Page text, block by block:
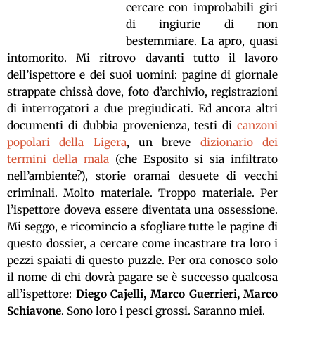
cercare con improbabili giri
di ingiurie di non
bestemmiare. La apro, quasi
intomorito. Mi ritrovo davanti tutto il lavoro
dell’ispettore e dei suoi uomini: pagine di giornale
strappate chissà dove, foto d’archivio, registrazioni
di interrogatori a due pregiudicati. Ed ancora altri
documenti di dubbia provenienza, testi dicanzoni
popolari della Ligera, un breve dizionario dei
termini della mala(che Esposito si sia infiltrato
nell’ambiente?), storie oramai desuete di vecchi
criminali. Molto materiale. Troppo materiale. Per
l’ispettore doveva essere diventata una ossessione.
Mi seggo, e ricomincio a sfogliare tutte le pagine di
questo dossier, a cercare come incastrare tra loro i
pezzi spaiati di questo puzzle. Per ora conosco solo
il nome di chi dovrà pagare se è successo qualcosa
all’ispettore: Diego Cajelli, Marco Guerrieri, Marco
Schiavone. Sono loro i pesci grossi. Saranno miei.